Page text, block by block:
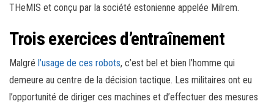
THeMIS et conçu par la société estonienne appelée Milrem.
Trois exercices d’entraînement
Malgré l’usage de ces robots, c’est bel et bien l’homme qui
demeure au centre de la décision tactique. Les militaires ont eu
l’opportunité de diriger ces machines et d’effectuer des mesures